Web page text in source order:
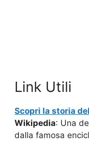
Link Utili
Scopri la storia
Wikipedia: Una
dalla famosa